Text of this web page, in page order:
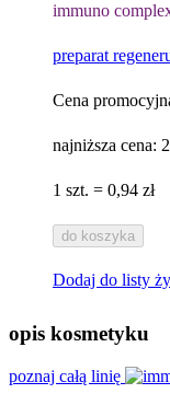
immuno
preparat
Cena
najniższa cena:
1 szt. = 0,94 zł
do koszyka
Dodaj do listy
opis kosmetyku
poznaj całą linię